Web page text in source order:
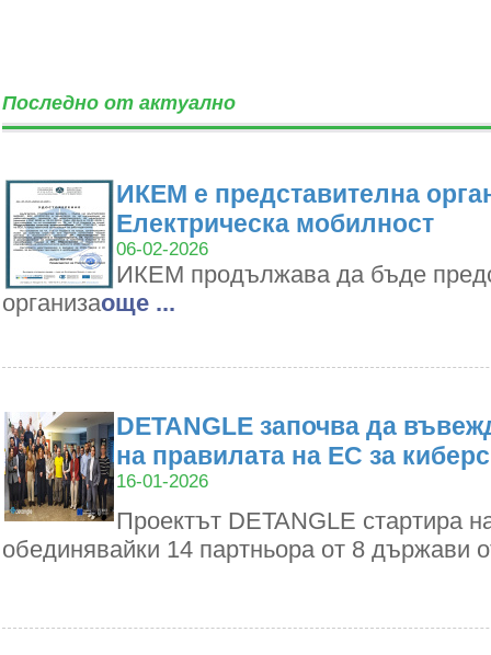
Последно от актуално
ИКЕМ е представителна
Електрическа мобилност
06-02-2026
ИКЕМ продължава да бъде
организаoще ...
DETANGLE започва да
на правилата на ЕС за
16-01-2026
Проектът DETANGLE стартира
обединявайки 14 партньора от 8 държави